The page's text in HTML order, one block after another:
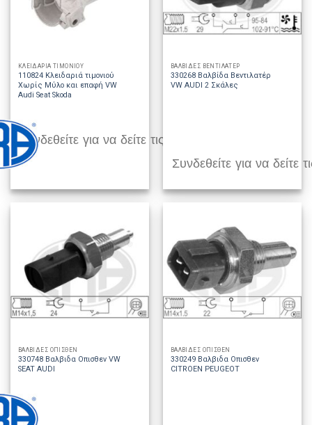
ΚΛΕΙΔΑΡΙΑ ΤΙΜΟΝΙΟΥ
110824 Κλειδαριά τιμονιού
Χωρίς Μύλο και επαφή VW
Audi Seat Skoda
Συνδεθείτε για να δείτε τις τιμές
ΒΑΛΒΙΔΕΣ ΒΕΝΤΙΛΑΤΕΡ
330268 Βαλβίδα Βεντιλατέρ
VW AUDI 2 Σκάλες
Συνδεθείτε για να δείτε
ΒΑΛΒΙΔΕΣ ΟΠΙΣΘΕΝ
330748 Βαλβιδα Οπισθεν VW
SEAT AUDI
ΒΑΛΒΙΔΕΣ ΟΠΙΣΘΕΝ
330249 Βαλβιδα Οπισθεν
CITROEN PEUGEOT